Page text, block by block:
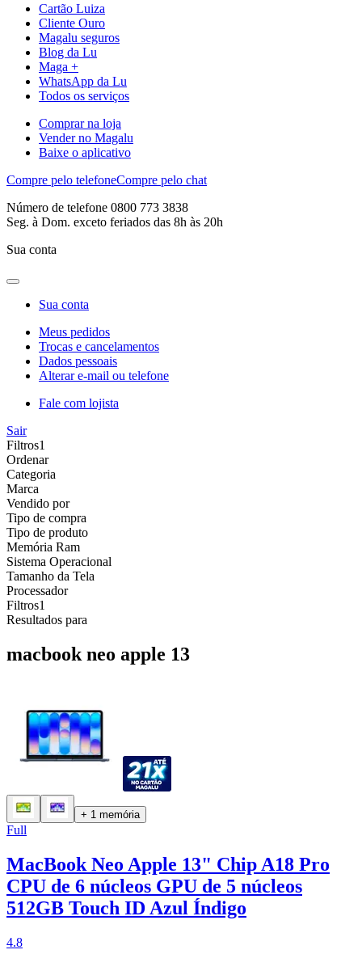
Cartão Luiza
Cliente Ouro
Magalu seguros
Blog da Lu
Maga +
WhatsApp da Lu
Todos os serviços
Comprar na loja
Vender no Magalu
Baixe o aplicativo
Compre pelo telefoneCompre pelo chat
Número de telefone 0800 773 3838
Seg. à Dom. exceto feriados das 8h às 20h
Sua conta
Sua conta
Meus pedidos
Trocas e cancelamentos
Dados pessoais
Alterar e-mail ou telefone
Fale com lojista
Sair
Filtros1
Ordenar
Categoria
Marca
Vendido por
Tipo de compra
Tipo de produto
Memória Ram
Sistema Operacional
Tamanho da Tela
Processador
Filtros1
Resultados para
macbook neo apple 13
+ 1 memória
Full
MacBook Neo Apple 13" Chip A18 Pro
CPU de 6 núcleos GPU de 5 núcleos
512GB Touch ID Azul Índigo
4.8